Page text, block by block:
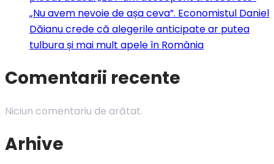
„Nu avem nevoie de așa ceva”. Economistul Daniel
Dăianu crede că alegerile anticipate ar putea
tulbura și mai mult apele în România
Comentarii recente
Niciun comentariu de arătat.
Arhive